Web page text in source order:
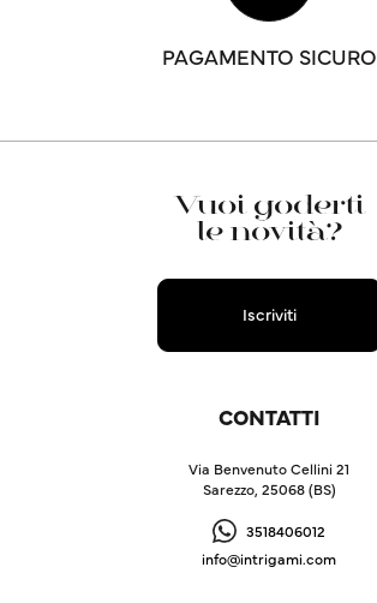
PAGAMENTO SICURO
Vuoi goderti
le novità?
Iscriviti
CONTATTI
Via Benvenuto Cellini 21
Sarezzo, 25068 (BS)
3518406012
info@intrigami.com